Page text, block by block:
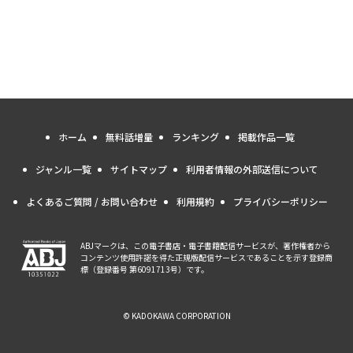
ホーム 無料話増量 ランキング 掲載作品一覧
ジャンル一覧 サイトマップ 利用者情報の外部送信について
よくあるご質問 / お問い合わせ 利用規約 プライバシーポリシー
ABJマークは、この電子書店・電子書籍配信サービスが、著作権者から
コンテンツ使用許諾を得た正規版配信サービスであることを示す登録商
標（登録番号 第6091713号）です。
© KADOKAWA CORPORATION